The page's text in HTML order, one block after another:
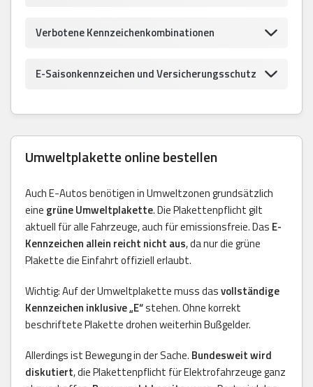
Verbotene Kennzeichenkombinationen
E-Saisonkennzeichen und Versicherungsschutz
Umweltplakette online bestellen
Auch E-Autos benötigen in Umweltzonen grundsätzlich
eine grüne Umweltplakette. Die Plakettenpflicht gilt
aktuell für alle Fahrzeuge, auch für emissionsfreie. Das E-
Kennzeichen allein reicht nicht aus, da nur die grüne
Plakette die Einfahrt offiziell erlaubt.
Wichtig: Auf der Umweltplakette muss dasvollständige
Kennzeichen inklusive „E“stehen. Ohne korrekt
beschriftete Plakette drohen weiterhin Bußgelder.
Allerdings ist Bewegung in der Sache. Bundesweit wird
diskutiert, die Plakettenpflicht für Elektrofahrzeuge ganz